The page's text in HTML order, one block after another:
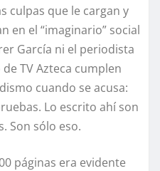
culpas que le cargan y
en el “imaginario” social
García ni el periodista
TV Azteca cumplen
cuando se acusa:
Lo escrito ahí son
Son sólo eso.
páginas era evidente